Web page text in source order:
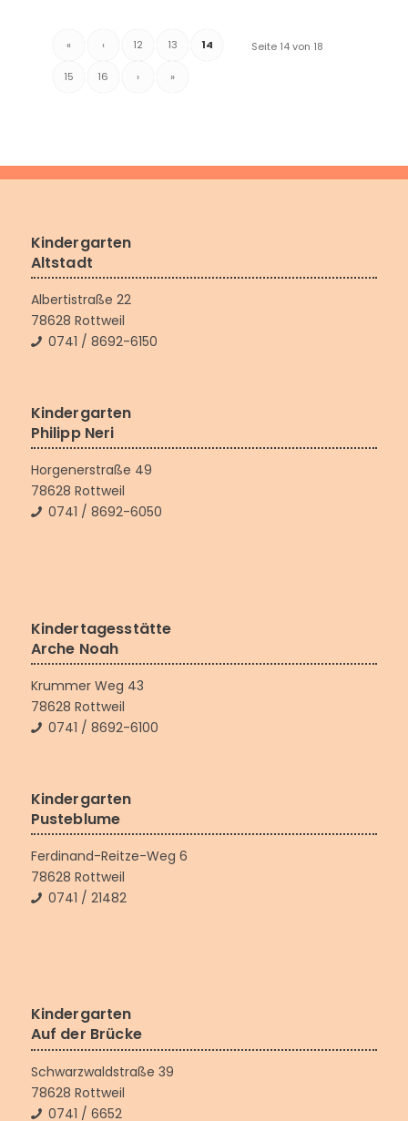
Seite 14 von 18
« ‹ 12 13 14
15 16 › »
Kindergarten
Altstadt
Albertistraße 22
78628 Rottweil
0741 / 8692-6150
Kindergarten
Philipp Neri
Horgenerstraße 49
78628 Rottweil
0741 / 8692-6050
Kindertagesstätte
Arche Noah
Krummer Weg 43
78628 Rottweil
0741 / 8692-6100
Kindergarten
Pusteblume
Ferdinand-Reitze-Weg 6
78628 Rottweil
0741 / 21482
Kindergarten
Auf der Brücke
Schwarzwaldstraße 39
78628 Rottweil
0741 / 6652